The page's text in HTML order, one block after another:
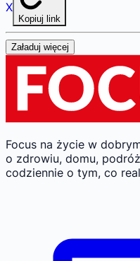
X
Kopiuj link
Załaduj więcej
Focus na życie w
o zdrowiu, domu,
codziennie o tym, co